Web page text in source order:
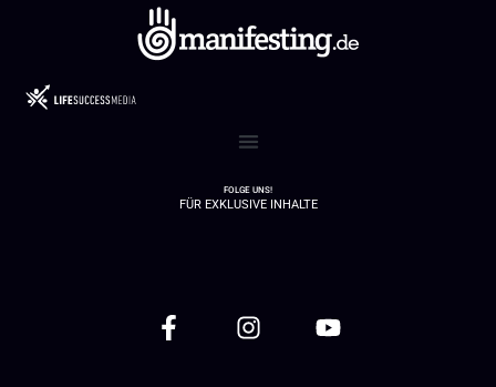
FOLGE UNS!
FÜR EXKLUSIVE INHALTE